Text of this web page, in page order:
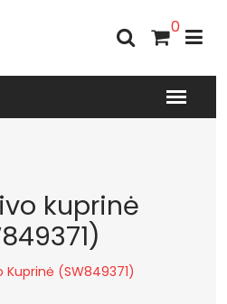
0
kuprinė
Kuprinė (SW849371)